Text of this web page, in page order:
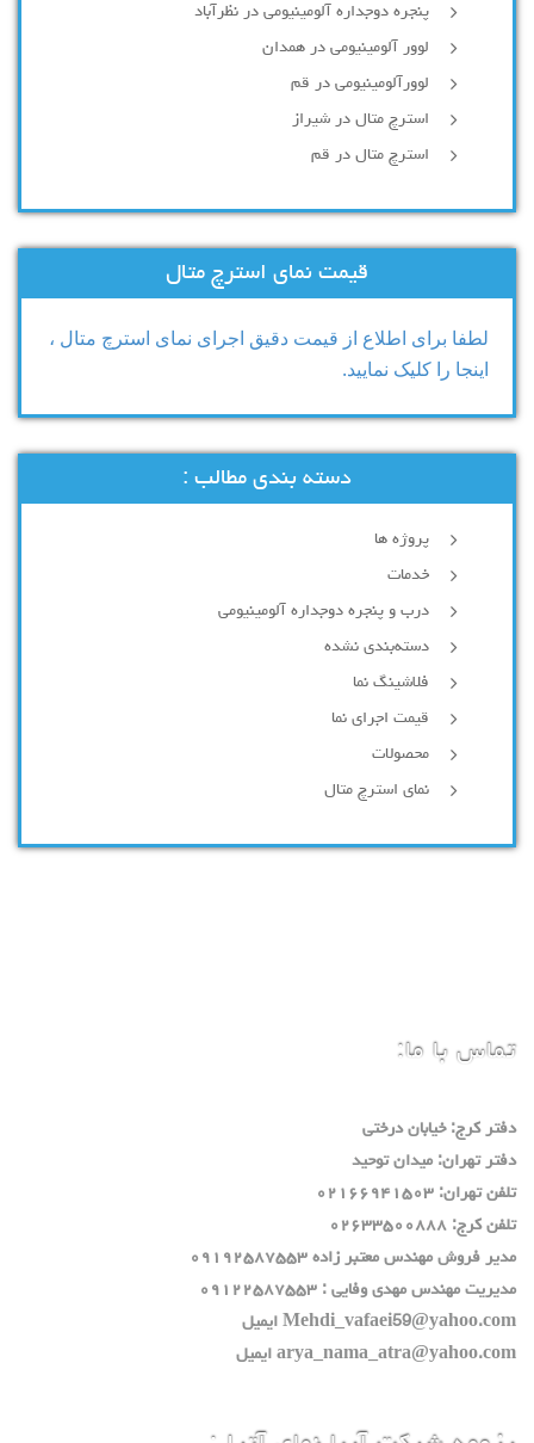
پنجره دوجداره آلومینیومی در نظرآباد
لوور آلومینیومی در همدان
لوورآلومینیومی در قم
استرچ متال در شیراز
استرچ متال در قم
قیمت نمای استرچ متال
لطفا برای اطلاع از قیمت دقیق اجرای نمای استرچ متال ،
اینجا را کلیک نمایید.
دسته بندی مطالب :
پروژه ها
خدمات
درب و پنجره دوجداره آلومینیومی
دسته‌بندی نشده
فلاشینگ نما
قیمت اجرای نما
محصولات
نمای استرچ متال
تماس با ما:
دفتر كرج: خيابان درختي
دفتر تهران: ميدان توحيد
تلفن تهران: ٠٢١٦٦٩٤١٥٠٣
تلفن كرج: ٠٢٦٣٣٥٠٠٨٨٨
مدير فروش مهندس معتبر زاده ٠٩١٩٢٥٨٧٥٥٣
مديريت مهندس مهدي وفايي : ٠٩١٢٢٥٨٧٥٥٣
Mehdi_vafaei59@yahoo.com ايميل
arya_nama_atra@yahoo.com ايميل